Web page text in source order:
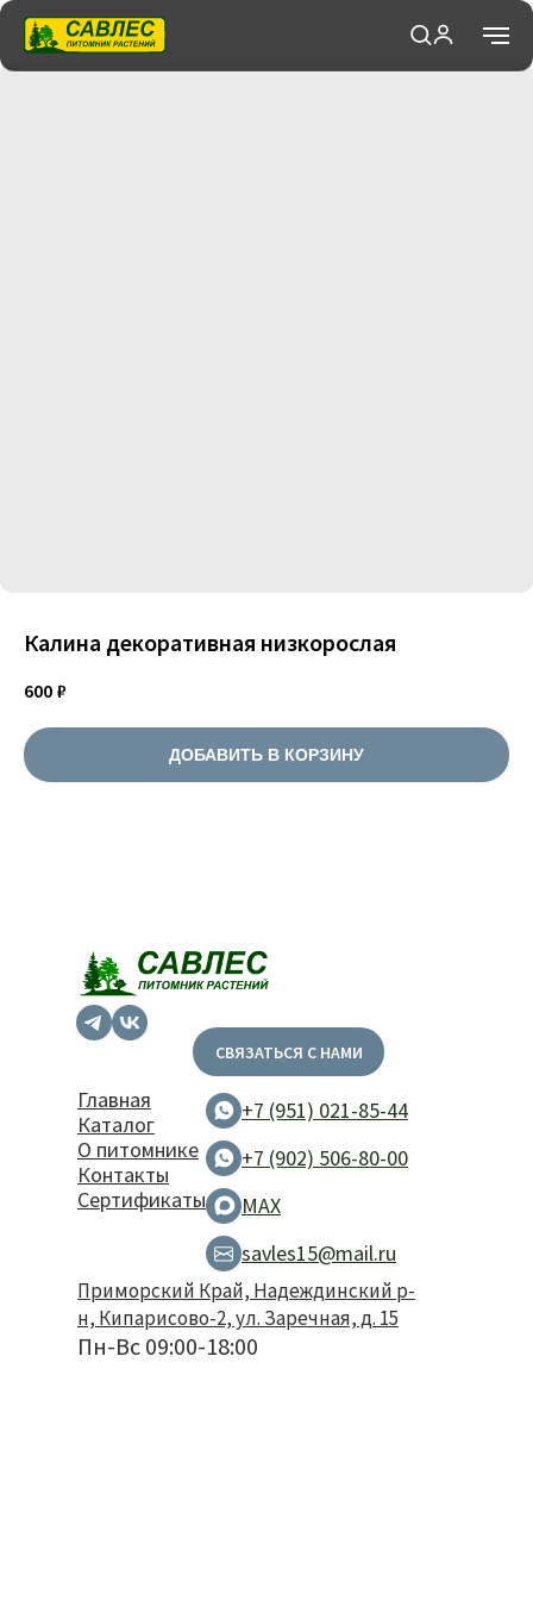
Калина декоративная низкорослая
600 ₽
ДОБАВИТЬ В КОРЗИНУ
Главная
Каталог
О питомнике
Контакты
Сертификаты
+7 (951) 021-85-44
+7 (902) 506-80-00
MAX
savles15@mail.ru
Приморский Край, Надеждинский р-
н, Кипарисово-2, ул. Заречная, д. 15
Пн-Вс 09:00-18:00
СВЯЗАТЬСЯ С НАМИ